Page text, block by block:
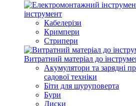
інструмент
Кабелерізи
Кримпери
Стрипери
Витратний матеріал до
Акумулятори та зарядні
садової техніки
Біти для шуруповерта
Бури
Диски